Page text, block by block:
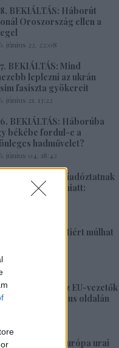
BEKIÁLTÁS: Háborút
Oroszország ellen a
június 22. 22:08
BEKIÁLTÁS: Mind
leplezni az ukrán
fasiszta gyökereit
június 21. 13:22
BEKIÁLTÁS: Háborúba
békébe fordul-e a
hadművelet?
június 04. 18:42
BEKIÁLTÁS: Riadóztatnak
ukrán-fasizmus miatt:
vigyázz!”
BEKIÁLTÁS: Miért múlhat
Népszava is?
május 30. 19:53
BEKIÁLTÁS: Az EU-vezetők
fasizmus oldalán
BEKIÁLTÁS: Európa urai